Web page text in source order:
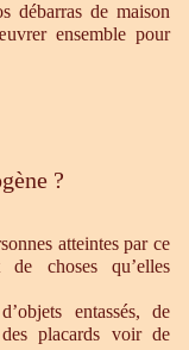
débarras de maison
ensemble pour
?
atteintes par ce
choses qu’elles
entassés, de
placards voir de